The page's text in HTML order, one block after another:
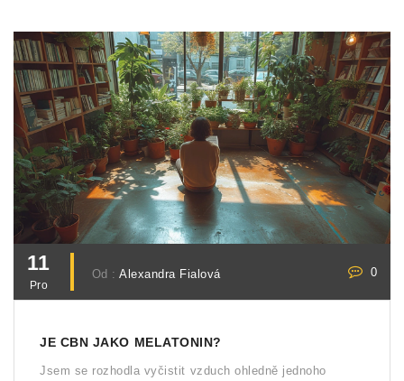
11
Pro
Od :Alexandra Fialová 0
JE CBN JAKO MELATONIN?
Jsem se rozhodla vyčistit vzduch ohledně jednoho